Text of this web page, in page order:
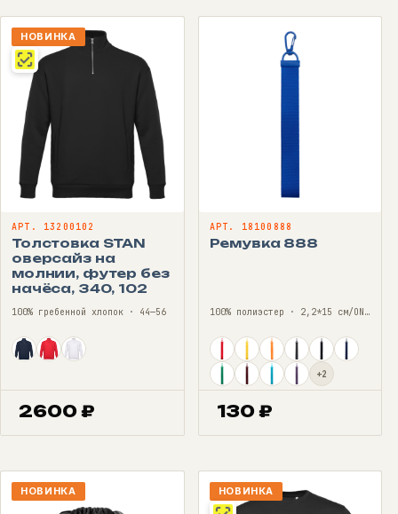
НОВИНКА
АРТ. 13200102
Толстовка STAN
оверсайз на
молнии, футер без
начёса, 340, 102
100% гребенной хлопок · 44—56
2600 ₽
АРТ. 18100888
Ремувка 888
100% полиэстер · 2,2*15 см/ONE SIZE
+2
130 ₽
НОВИНКА НОВИНКА